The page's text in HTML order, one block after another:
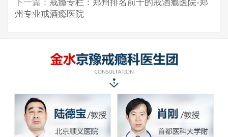
下一篇： 戒瘾专栏：郑州排名前十的戒酒瘾医院-郑
州专业戒酒瘾医院